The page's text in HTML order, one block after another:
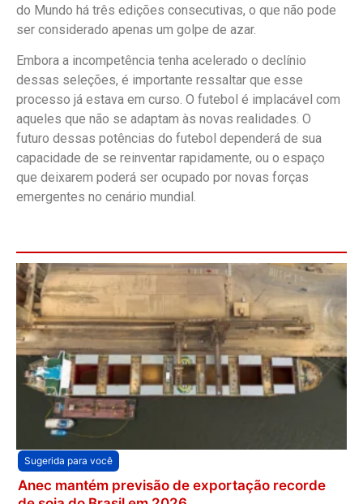
do Mundo há três edições consecutivas, o que não pode
ser considerado apenas um golpe de azar.
Embora a incompetência tenha acelerado o declínio
dessas seleções, é importante ressaltar que esse
processo já estava em curso. O futebol é implacável com
aqueles que não se adaptam às novas realidades. O
futuro dessas potências do futebol dependerá de sua
capacidade de se reinventar rapidamente, ou o espaço
que deixarem poderá ser ocupado por novas forças
emergentes no cenário mundial.
Sugerida para você